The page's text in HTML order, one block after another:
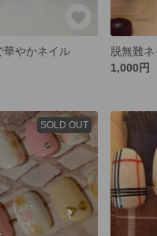
華やかネイル
1,000円
SOLD OUT